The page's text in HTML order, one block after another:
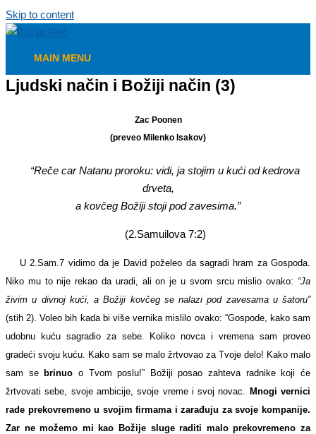
Skip to content
MAIN MENU
Ljudski način i Božiji način (3)
Zac Poonen
(preveo Milenko Isakov)
“Reče car Natanu proroku: vidi, ja stojim u kući od kedrova
drveta,
a kovčeg Božiji stoji pod zavesima.”
(2.Samuilova 7:2)
U 2.Sam.7 vidimo da je David poželeo da sagradi hram za Gospoda.
Niko mu to nije rekao da uradi, ali on je u svom srcu mislio ovako: “Ja
živim u divnoj kući, a Božiji kovčeg se nalazi pod zavesama u šatoru”
(stih 2). Voleo bih kada bi više vernika mislilo ovako: “Gospode, kako sam
udobnu kuću sagradio za sebe. Koliko novca i vremena sam proveo
gradeći svoju kuću. Kako sam se malo žrtvovao za Tvoje delo! Kako malo
sam sebrinuo o Tvom poslu!” Božiji posao zahteva radnike koji će
žrtvovati sebe, svoje ambicije, svoje vreme i svoj novac. Mnogi vernici
rade prekovremeno u svojim firmama i zarađuju za svoje kompanije.
Zar ne možemo mi kao Božije sluge raditi malo prekovremeno za